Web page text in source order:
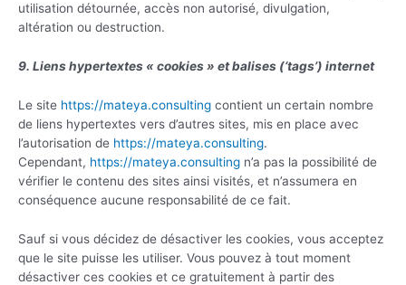
utilisation détournée, accès non autorisé, divulgation,
altération ou destruction.
9. Liens hypertextes « cookies » et balises (‘tags’) internet
Le site https://mateya.consulting contient un certain nombre
de liens hypertextes vers d’autres sites, mis en place avec
l’autorisation de https://mateya.consulting.
Cependant, https://mateya.consulting n’a pas la possibilité de
vérifier le contenu des sites ainsi visités, et n’assumera en
conséquence aucune responsabilité de ce fait.
Sauf si vous décidez de désactiver les cookies, vous acceptez
que le site puisse les utiliser. Vous pouvez à tout moment
désactiver ces cookies et ce gratuitement à partir des